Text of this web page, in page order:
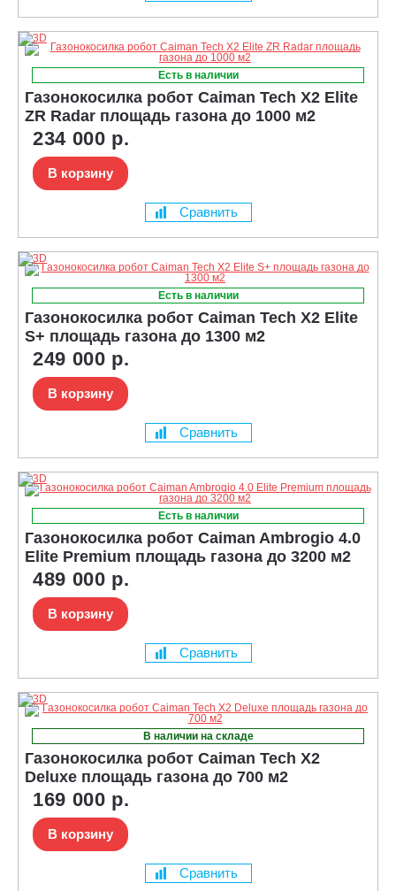
Есть в наличии
Газонокосилка робот Caiman Tech X2 Elite
ZR Radar площадь газона до 1000 м2
234 000 р.
В корзину
Сравнить
Есть в наличии
Газонокосилка робот Caiman Tech X2 Elite
S+ площадь газона до 1300 м2
249 000 р.
В корзину
Сравнить
Есть в наличии
Газонокосилка робот Caiman Ambrogio 4.0
Elite Premium площадь газона до 3200 м2
489 000 р.
В корзину
Сравнить
В наличии на складе
Газонокосилка робот Caiman Tech X2
Deluxe площадь газона до 700 м2
169 000 р.
В корзину
Сравнить